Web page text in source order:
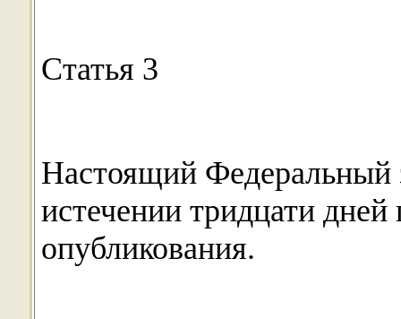
Статья 3
Настоящий Федеральный
истечении тридцати
опубликования.